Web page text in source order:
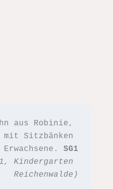
aus Robinie,
mit Sitzbänken
SG1
Kindergarten
Reichenwalde)